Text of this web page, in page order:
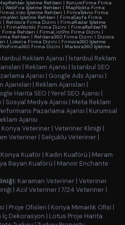
İşletme Rehberi | KonumFirma Firma
| WebFira İşletme Rehberi | MapNokta Firma
FirmaLinko İşletme Rehberi | FirmaTekno Firma
İşletme Rehberi | FirmaSayfa Firma
| Rehbora Firma Dizini | FirmaRadar İşletme
| FirmaWorlds Firma Dizini | FirmaRehberTR
Firma Rehberi | FirmaListPro Firma Dizini |
Rehberi | Rehbera360 Firma Dizini | Diziora
| Lokoria Firma Dizini | Firmora360 İşletme
ProFirma360 Firma Dizini | Markora360 İşletme
Reklam Ajansı | İstanbul Reklam
| Reklam Ajansı | İstanbul SEO
Ajansı | Google Ads Ajansı |
Ajansları | Reklam Ajansları |
Harita SEO | Yerel SEO Ajansı |
| Sosyal Medya Ajansı | Meta Reklam
Pazarlama Ajansı | Kurumsal
Ajansı
Konya Veteriner | Veteriner Kliniği |
Veteriner | Selçuklu Veteriner |
Konya Kuaför | Kadın Kuaförü | Meram
Bayan Kuaförü | Manoir Enchante
Karaman Veteriner | Veteriner
| Acil Veteriner | 7/24 Veteriner |
| Proje Ofisleri | Konya Mimarlık Ofisi |
İç Dekorasyon | Lotus Proje Harita